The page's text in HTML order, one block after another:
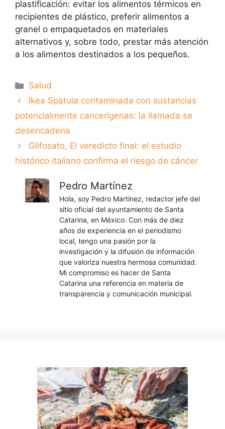
plastificación: evitar los alimentos térmicos en
recipientes de plástico, preferir alimentos a
granel o empaquetados en materiales
alternativos y, sobre todo, prestar más atención
a los alimentos destinados a los pequeños.
Categorías
Salud
Ikea Spatula contaminada con sustancias
potencialmente cancerígenas: la llamada se
desencadena
Glifosato, El veredicto final: el estudio
histórico italiano confirma el riesgo de cáncer
Pedro Martínez
Hola, soy Pedro Martínez, redactor jefe del
sitio oficial del ayuntamiento de Santa
Catarina, en México. Con más de diez
años de experiencia en el periodismo
local, tengo una pasión por la
investigación y la difusión de información
que valoriza nuestra hermosa comunidad.
Mi compromiso es hacer de Santa
Catarina una referencia en materia de
transparencia y comunicación municipal.